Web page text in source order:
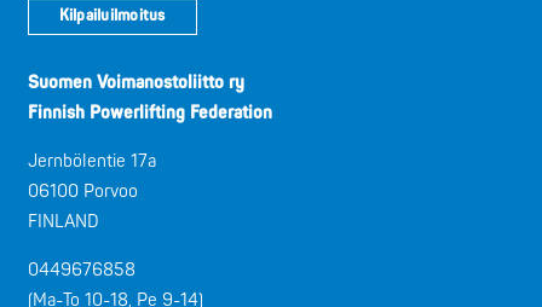
Kilpailuilmoitus
Suomen Voimanostoliitto ry
Finnish Powerlifting Federation
Jernbölentie 17a
06100 Porvoo
FINLAND
0449676858
(Ma-To 10-18, Pe 9-14)